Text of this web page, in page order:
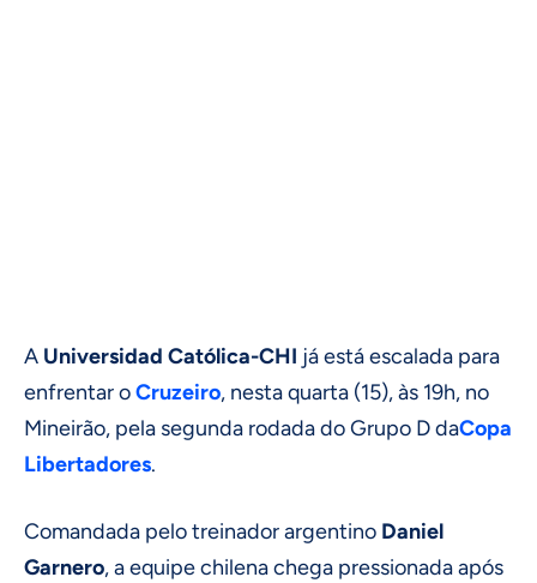
A Universidad Católica-CHI já está escalada para
enfrentar oCruzeiro, nesta quarta (15), às 19h, no
Mineirão, pela segunda rodada do Grupo D daCopa
Libertadores.
Comandada pelo treinador argentino Daniel
Garnero, a equipe chilena chega pressionada após